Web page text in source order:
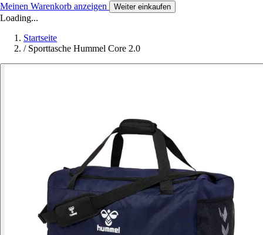
Meinen Warenkorb anzeigen Weiter einkaufen
Loading...
Startseite
/ Sporttasche Hummel Core 2.0